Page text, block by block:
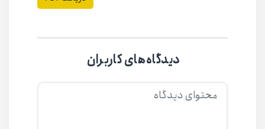
دیدگاه‌های کاربران